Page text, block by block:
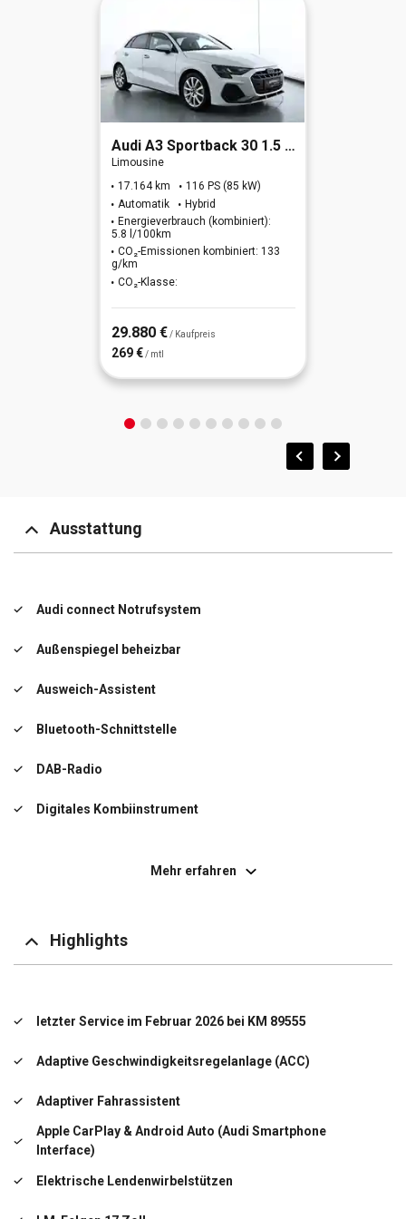
Audi A3 Sportback 30 1.5 TFSI (MHEV) S line
Limousine
17.164 km
116 PS (85 kW)
Automatik
Hybrid
Energieverbrauch (kombiniert):
5.8 l/100km
CO₂-Emissionen kombiniert: 133
g/km
CO₂-Klasse:
29.880 € / Kaufpreis
269 € / mtl
Ausstattung
Audi connect Notrufsystem
Außenspiegel beheizbar
Ausweich-Assistent
Bluetooth-Schnittstelle
DAB-Radio
Digitales Kombiinstrument
Klimaanlage
MMI Radio Plus
Mehr erfahren
Highlights
letzter Service im Februar 2026 bei KM 89555
Adaptive Geschwindigkeitsregelanlage (ACC)
Adaptiver Fahrassistent
Apple CarPlay & Android Auto (Audi Smartphone
Interface)
Elektrische Lendenwirbelstützen